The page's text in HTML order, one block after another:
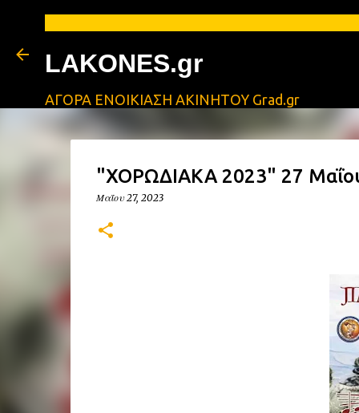
LAKONES.gr
ΑΓΟΡΑ ΕΝΟΙΚΙΑΣΗ ΑΚΙΝΗΤΟΥ Grad.gr
"ΧΟΡΩΔΙΑΚΑ 2023" 27
Μαΐου 27, 2023